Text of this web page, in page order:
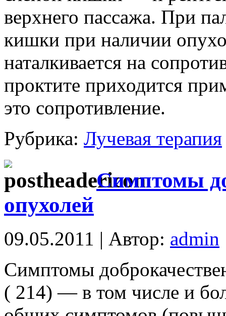
верхнего пассажа. При
кишки при наличии
наталкивается на
проктите приходится
это сопротивление.
Рубрика: Лучевая терапия
Симптомы
опухолей
09.05.2011 | Автор: admin
Симптомы
( 214) — в том числе и